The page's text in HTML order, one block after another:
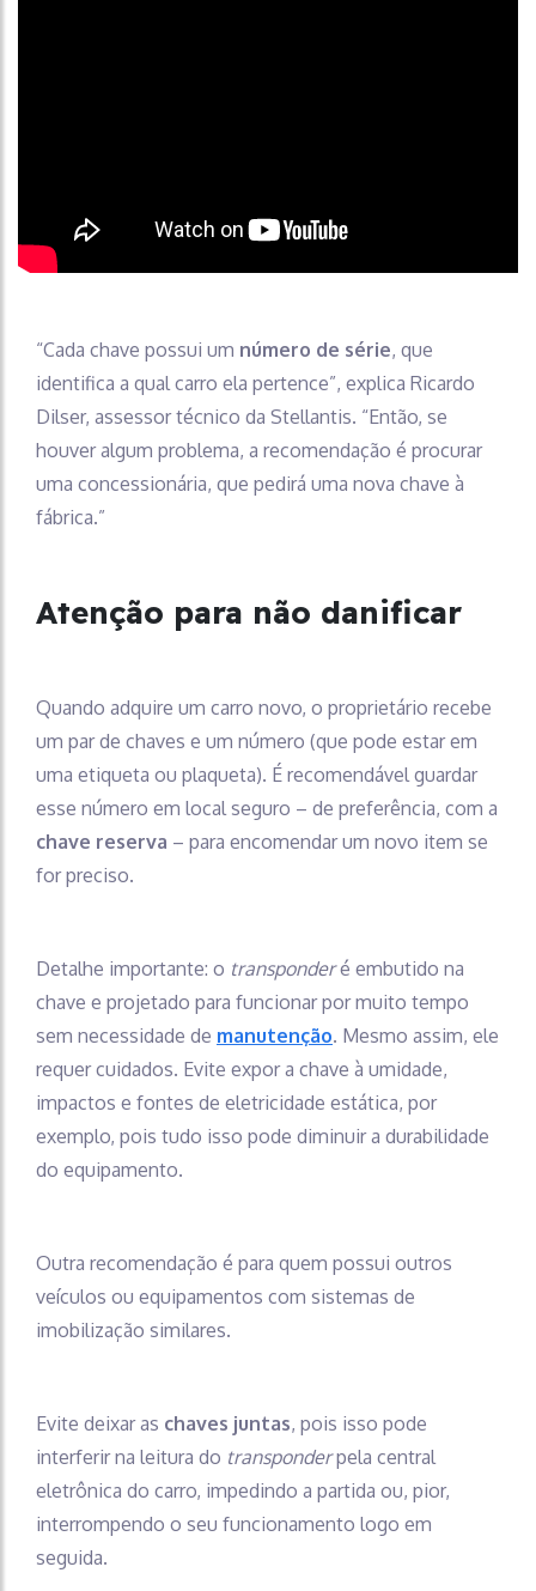
“Cada chave possui um número de série, que
identifica a qual carro ela pertence”, explica Ricardo
Dilser, assessor técnico da Stellantis. “Então, se
houver algum problema, a recomendação é procurar
uma concessionária, que pedirá uma nova chave à
fábrica.”
Atenção para não danificar
Quando adquire um carro novo, o proprietário recebe
um par de chaves e um número (que pode estar em
uma etiqueta ou plaqueta). É recomendável guardar
esse número em local seguro – de preferência, com a
chave reserva – para encomendar um novo item se
for preciso.
Detalhe importante: o transponderé embutido na
chave e projetado para funcionar por muito tempo
sem necessidade de manutenção. Mesmo assim, ele
requer cuidados. Evite expor a chave à umidade,
impactos e fontes de eletricidade estática, por
exemplo, pois tudo isso pode diminuir a durabilidade
do equipamento.
Outra recomendação é para quem possui outros
veículos ou equipamentos com sistemas de
imobilização similares.
Evite deixar as chaves juntas, pois isso pode
interferir na leitura do transponderpela central
eletrônica do carro, impedindo a partida ou, pior,
interrompendo o seu funcionamento logo em
seguida.